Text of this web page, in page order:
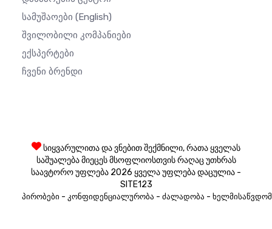
Სამუშაოები (English)
Შვილობილი Კომპანიები
Ექსპერტები
Ჩვენი Ბრენდი
სიყვარულითა და ვნებით შექმნილი, რათა ყველას
საშუალება მიეცეს მსოფლიოსთვის რაღაც უთხრას
საავტორო უფლება 2026 ყველა უფლება დაცულია -
SITE123
პირობები - კონფიდენციალურობა - ძალადობა -